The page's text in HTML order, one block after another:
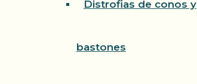
Distrofias de conos y
bastones